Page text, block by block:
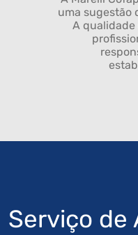
uma sugestão
A qualidade
Serviço de